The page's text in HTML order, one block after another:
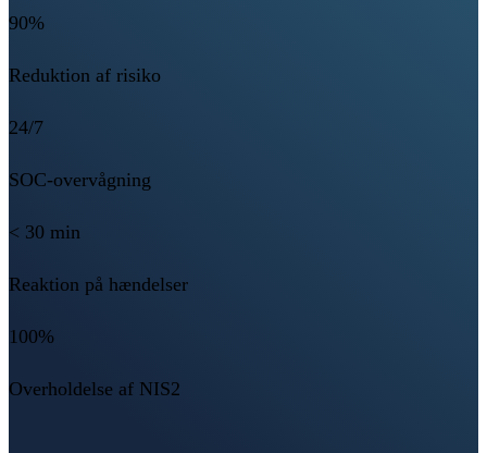
90%
Reduktion af risiko
24/7
SOC-overvågning
< 30 min
Reaktion på hændelser
100%
Overholdelse af NIS2